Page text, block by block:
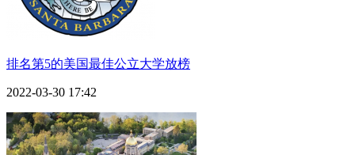
排名第5的美国最佳公立大学放榜
2022-03-30 17:42